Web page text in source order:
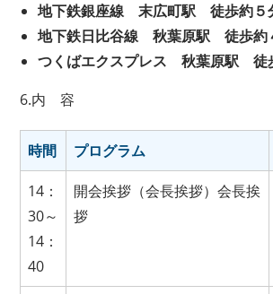
地下鉄銀座線 末広町駅 徒歩約５
地下鉄日比谷線 秋葉原駅 徒歩約
つくばエクスプレス 秋葉原駅 徒
6.内 容
時間 プログラム
14：
30～
14：
40
開会挨拶（会長挨拶）会長挨
拶